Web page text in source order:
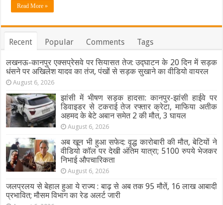
मौत,
मलबे
दबे,
रेस्क्यू
जारी
Read More »
Recent Popular Comments Tags
लखनऊ-कानपुर एक्सप्रेसवे पर सियासत तेज: उद्घाटन के 20 दिन में सड़क
धंसने पर अखिलेश यादव का तंज, पंखों से सड़क सुखाने का वीडियो वायरल
August 6, 2026
झांसी में भीषण सड़क हादसा: कानपुर-झांसी हाईवे पर
डिवाइडर से टकराई तेज रफ्तार क्रेटा, माफिया अतीक
अहमद के बेटे अबान समेत 2 की मौत, 3 घायल
August 6, 2026
अब खून भी हुआ सफेद: वृद्ध कारोबारी की मौत, बेटियों ने
वीडियो कॉल पर देखी अंतिम यात्रा; 5100 रुपये भेजकर
निभाई औपचारिकता
August 6, 2026
जलप्रलय से बेहाल हुआ ये राज्य : बाढ़ से अब तक 95 मौतें, 16 लाख आबादी
प्रभावित; मौसम विभाग का रेड अलर्ट जारी